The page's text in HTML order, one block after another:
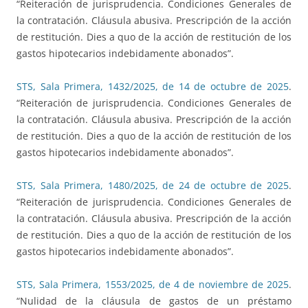
“Reiteración de jurisprudencia. Condiciones Generales de
la contratación. Cláusula abusiva. Prescripción de la acción
de restitución. Dies a quo de la acción de restitución de los
gastos hipotecarios indebidamente abonados”.
STS, Sala Primera, 1432/2025, de 14 de octubre de 2025.
“Reiteración de jurisprudencia. Condiciones Generales de
la contratación. Cláusula abusiva. Prescripción de la acción
de restitución. Dies a quo de la acción de restitución de los
gastos hipotecarios indebidamente abonados”.
STS, Sala Primera, 1480/2025, de 24 de octubre de 2025.
“Reiteración de jurisprudencia. Condiciones Generales de
la contratación. Cláusula abusiva. Prescripción de la acción
de restitución. Dies a quo de la acción de restitución de los
gastos hipotecarios indebidamente abonados”.
STS, Sala Primera, 1553/2025, de 4 de noviembre de 2025.
“Nulidad de la cláusula de gastos de un préstamo